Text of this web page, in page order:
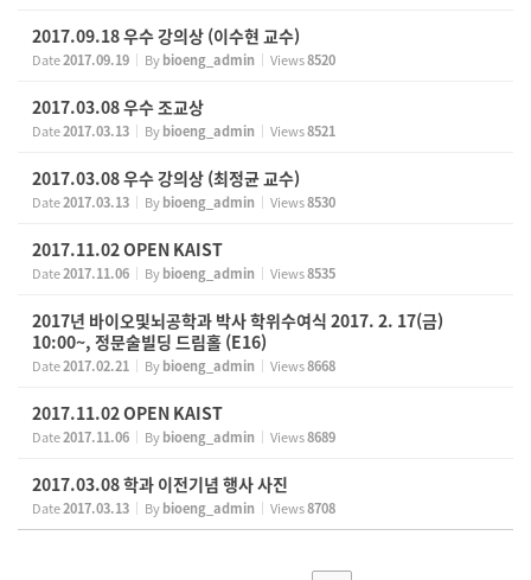
2017.09.18 우수 강의상 (이수현 교수)
Date2017.09.19 Bybioeng_admin Views8520
2017.03.08 우수 조교상
Date2017.03.13 Bybioeng_admin Views8521
2017.03.08 우수 강의상 (최정균 교수)
Date2017.03.13 Bybioeng_admin Views8530
2017.11.02 OPEN KAIST
Date2017.11.06 Bybioeng_admin Views8535
2017년 바이오및뇌공학과 박사 학위수여식 2017. 2. 17(금)
10:00~, 정문술빌딩 드림홀 (E16)
Date2017.02.21 Bybioeng_admin Views8668
2017.11.02 OPEN KAIST
Date2017.11.06 Bybioeng_admin Views8689
2017.03.08 학과 이전기념 행사 사진
Date2017.03.13 Bybioeng_admin Views8708